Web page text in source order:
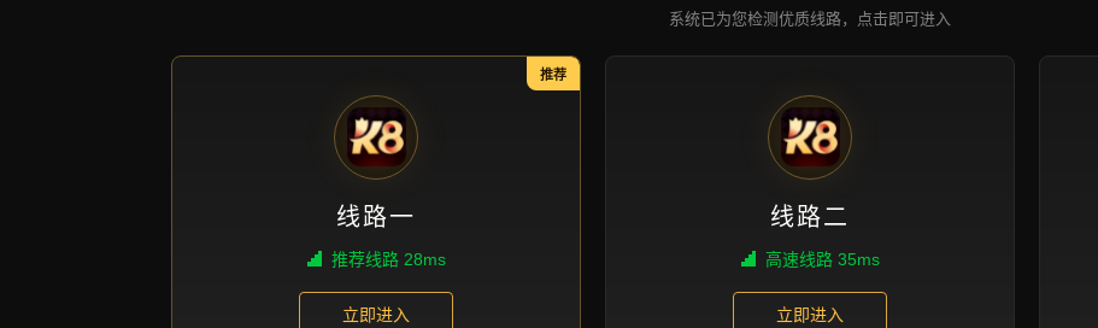
损
yun you xi shou ji chang wan wang wu xu gao pei
shou ji ye neng wan yun duan xuan ran hua zhi wu